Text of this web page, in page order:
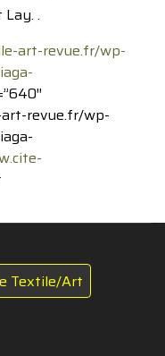
.
art-revue.fr/wp-
revue.fr/wp-
Textile/Art